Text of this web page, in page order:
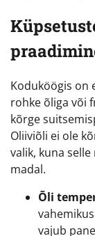
Koduköögis on
rohke õliga või
kõrge
Oliiviõli ei ole
valik, kuna
madal.
Õli
vajub